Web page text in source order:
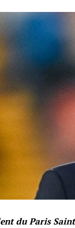
du Paris